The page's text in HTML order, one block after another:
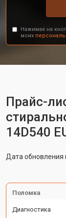
Нажимая на
моих
Прайс-
14D540
Дата обновления
Поломка
Диагностика